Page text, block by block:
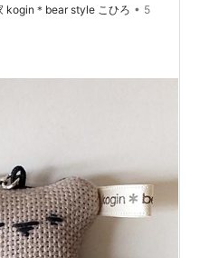
触り柔らかですよ。 iichi
kogin＊bear style こひろ • 5